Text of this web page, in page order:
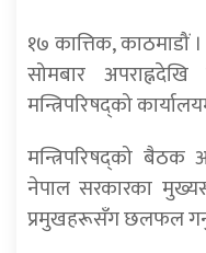
१७ कात्तिक,
सोमबार अपराह्नदेखि
मन्त्रिपरिषद्को
मन्त्रिपरिषद्को बैठक
नेपाल सरकारका
प्रमुखहरूसँग छलफल